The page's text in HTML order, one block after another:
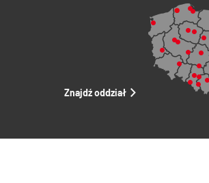
Znajdź oddział